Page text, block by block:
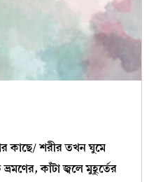
কাছে/ শরীর তখন ঘুমে
কাঁটা জ্বলে মুহূর্তের